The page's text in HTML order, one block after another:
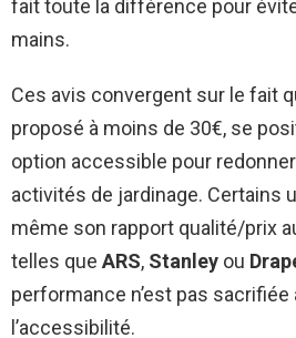
fait toute la différence pour
mains.
Ces avis convergent sur le fait
proposé à moins de 30€, se
option accessible pour
activités de jardinage. Certains
même son rapport qualité/prix
telles que ARS, Stanley ou
performance n’est pas sacrifiée
l’accessibilité.